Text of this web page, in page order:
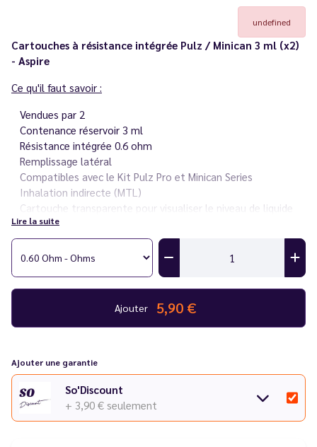
undefined
Cartouches à résistance intégrée Pulz / Minican 3 ml (x2)
- Aspire
Ce qu'il faut savoir :
Vendues par 2
Contenance réservoir 3 ml
Résistance intégrée 0.6 ohm
Remplissage latéral
Compatibles avec le Kit Pulz Pro et Minican Series
Inhalation indirecte (MTL)
Cartouche transparente pour visualiser le niveau de liquide
Lire la suite
Ajouter 5,90 €
Ajouter une garantie
So'Discount
+ 3,90 € seulement